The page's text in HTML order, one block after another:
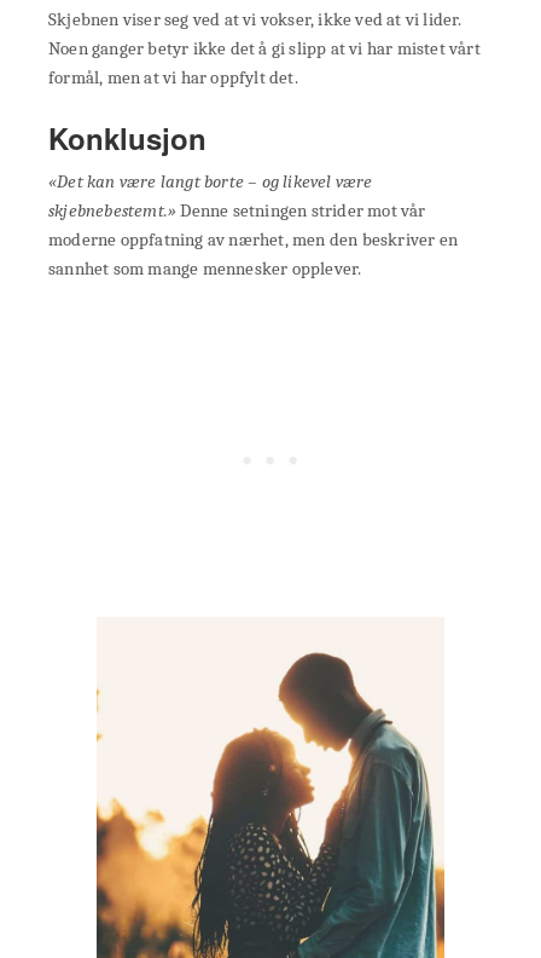
Skjebnen viser seg ved at vi vokser, ikke ved at vi lider.
Noen ganger betyr ikke det å gi slipp at vi har mistet vårt
formål, men at vi har oppfylt det.
Konklusjon
«Det kan være langt borte – og likevel være
skjebnebestemt.»Denne setningen strider mot vår
moderne oppfatning av nærhet, men den beskriver en
sannhet som mange mennesker opplever.